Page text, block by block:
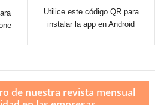
Utilice este código QR para
instalar la app en Android
de nuestra revista mensual